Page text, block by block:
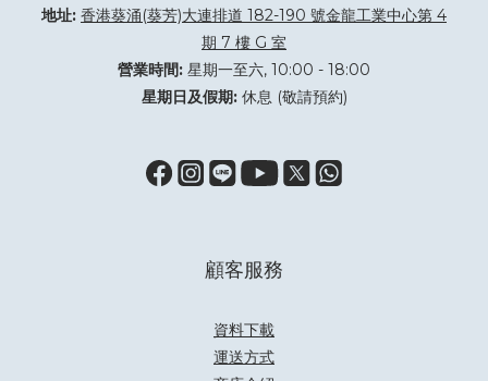
地址: 香港葵涌(葵芳)大連排道 182-190 號金龍工業中心第 4
期 7 樓 G 室
營業時間: 星期一至六, 10:00 - 18:00
星期日及假期:休息 (敬請預約)
顧客服務
資料下載
運送方式